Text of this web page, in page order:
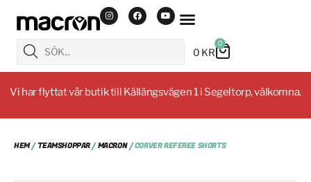
0 KR
0
Vi har flyttat vår butik till Källängsvägen 1 i Segeltorp, välkomna.
HEM/TEAMSHOPPAR/MACRON/ CORVER REFEREE SHORTS